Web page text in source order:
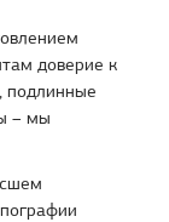
доверие к
подлинные
– мы